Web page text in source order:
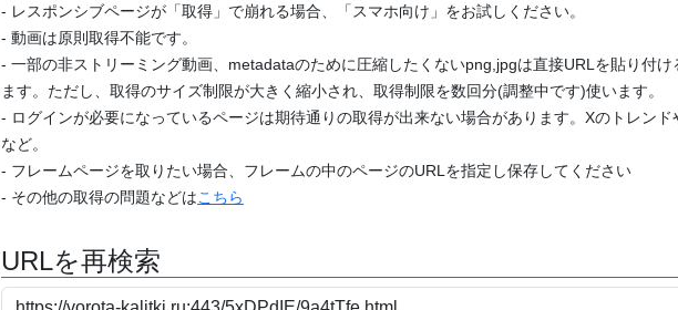
- レスポンシブページが「取得」で崩れる場合、「スマホ向け」をお試しください。
- 動画は原則取得不能です。
- 一部の非ストリーミング動画、metadataのために圧縮したくないpng,jpgは直接URLを貼り付け
ます。ただし、取得のサイズ制限が大きく縮小され、取得制限を数回分(調整中です)使います。
- ログインが必要になっているページは期待通りの取得が出来ない場合があります。Xのトレン
など。
- フレームページを取りたい場合、フレームの中のページのURLを指定し保存してください
- その他の取得の問題などはこちら
URLを再検索